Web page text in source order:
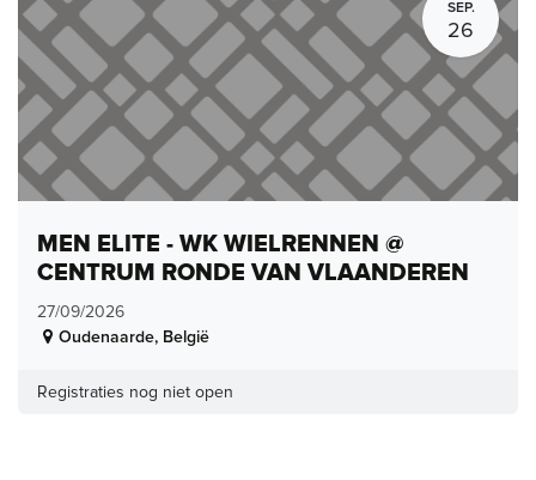
SEP.
26
MEN ELITE - WK WIELRENNEN @
CENTRUM RONDE VAN VLAANDEREN
27/09/2026
Oudenaarde, België
Registraties nog niet open